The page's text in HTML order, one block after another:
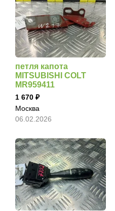
петля капота
MITSUBISHI COLT
MR959411
1 670
Москва
06.02.2026